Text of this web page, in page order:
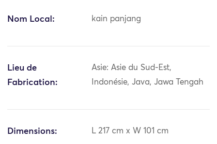
Nom Local: kain panjang
Lieu de
Fabrication:
Asie: Asie du Sud-Est,
Indonésie, Java, Jawa Tengah
Dimensions: L 217 cm x W 101 cm